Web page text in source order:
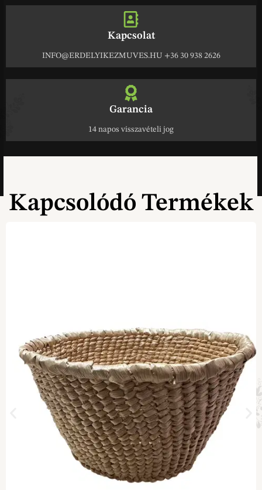
Kapcsolat
INFO@ERDELYIKEZMUVES.HU +36 30 938 2626
Garancia
14 napos visszavételi jog
Kapcsolódó Termékek